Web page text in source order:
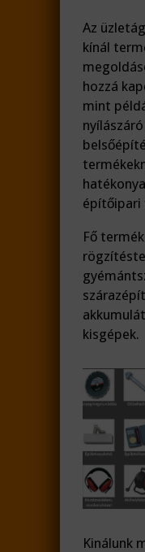
Az
kínál
hozzá
mint
építőipari
Fő
kisgépek.
Kinálunk